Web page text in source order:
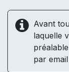
Avant
laquelle
par